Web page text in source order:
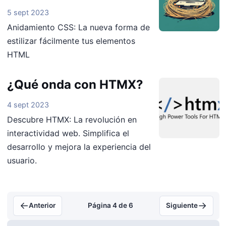
5 sept 2023
Anidamiento CSS: La nueva forma de
estilizar fácilmente tus elementos
HTML
¿Qué onda con HTMX?
4 sept 2023
Descubre HTMX: La revolución en
interactividad web. Simplifica el
desarrollo y mejora la experiencia del
usuario.
←Anterior Página 4 de 6 Siguiente→